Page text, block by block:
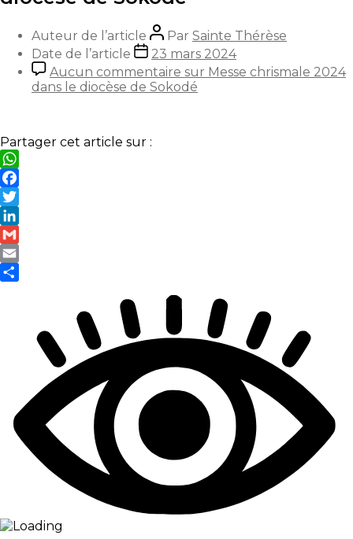
Auteur de l’article Par Sainte Thérèse
Date de l’article
23 mars 2024
Aucun commentaire sur Messe chrismale 2024
dans le diocèse de Sokodé
Partager cet article sur :
WhatsApp
Facebook
Twitter
LinkedIn
Gmail
Email